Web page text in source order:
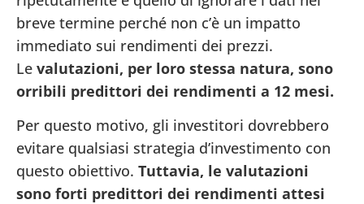
breve termine perché non c’è un impatto
immediato sui rendimenti dei prezzi.
Le valutazioni, per loro stessa natura, sono
orribili predittori dei rendimenti a 12 mesi.
Per questo motivo, gli investitori dovrebbero
evitare qualsiasi strategia d’investimento con
questo obiettivo. Tuttavia, le valutazioni
sono forti predittori dei rendimenti attesi